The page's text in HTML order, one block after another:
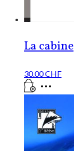
La cabine
30.00CHF